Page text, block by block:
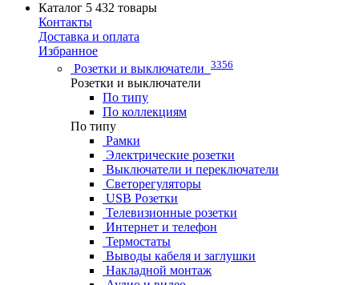
Каталог 5 432 товары
Контакты
Доставка и оплата
Избранное
Розетки и выключатели 3356
Розетки и выключатели
По типу
По коллекциям
По типу
Рамки
Электрические розетки
Выключатели и переключатели
Светорегуляторы
USB Розетки
Телевизионные розетки
Интернет и телефон
Термостаты
Выводы кабеля и заглушки
Накладной монтаж